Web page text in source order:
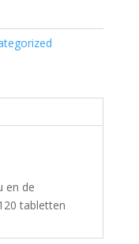
en de
tabletten